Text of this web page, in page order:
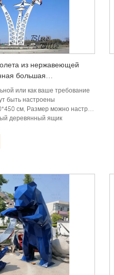
из нержавеющей
большая
самолета
Skyplaza
или как ваше требование
быть настроены
см, Размер можно настроить
деревянный ящик